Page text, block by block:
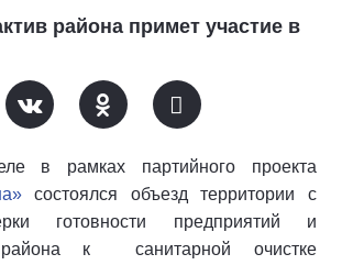
района примет участие в
в рамках партийного проекта
состоялся объезд территории с
готовности предприятий и
района к санитарной очистке